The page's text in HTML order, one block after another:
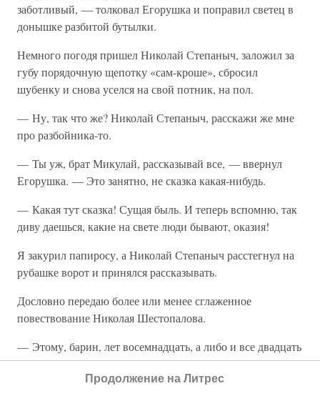
заботливый, — толковал Егорушка и поправил светец в
донышке разбитой бутылки.
Немного погодя пришел Николай Степаныч, заложил за
губу порядочную щепотку «сам-кроше», сбросил
шубенку и снова уселся на свой потник, на пол.
— Ну, так что же? Николай Степаныч, расскажи же мне
про разбойника-то.
— Ты уж, брат Микулай, рассказывай все, — ввернул
Егорушка. — Это занятно, не сказка какая-нибудь.
— Какая тут сказка! Сущая быль. И теперь вспомню, так
диву даешься, какие на свете люди бывают, оказия!
Я закурил папиросу, а Николай Степаныч расстегнул на
рубашке ворот и принялся рассказывать.
Дословно передаю более или менее сглаженное
повествование Николая Шестопалова.
— Этому, барин, лет восемнадцать, а либо и все двадцать
уж будет (значит, в сороковых годах), как бежал из
острога волжский разбойник Казанцев. А за что он сидел
Продолжение на Литрес